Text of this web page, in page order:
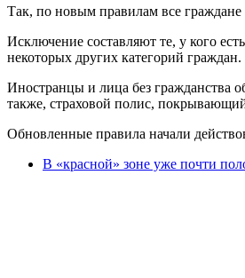
Так, по новым правилам все
Исключение составляют те, у кого
некоторых других категорий граждан.
Иностранцы и лица без гражданства
также, страховой полис,
Обновленные правила начали
В «красной» зоне уже почти